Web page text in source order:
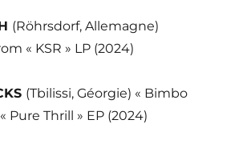
(Röhrsdorf, Allemagne)
« KSR » LP (2024)
(Tbilissi, Géorgie) « Bimbo
Pure Thrill » EP (2024)